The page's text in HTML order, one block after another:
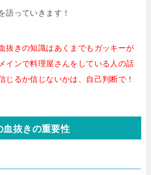
語っていきます！
抜きの知識はあくまでもガッキーが
インで料理屋さんをしている人の話
じるか信じないかは、自己判断で！
血抜きの重要性